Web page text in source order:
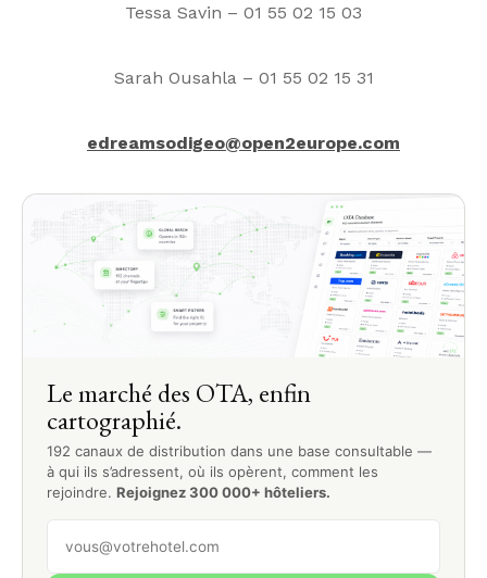
Tessa Savin – 01 55 02 15 03
Sarah Ousahla – 01 55 02 15 31
edreamsodigeo@open2europe.com
Le marché des OTA, enfin
cartographié.
192 canaux de distribution dans une base consultable —
à qui ils s’adressent, où ils opèrent, comment les
rejoindre. Rejoignez 300 000+ hôteliers.